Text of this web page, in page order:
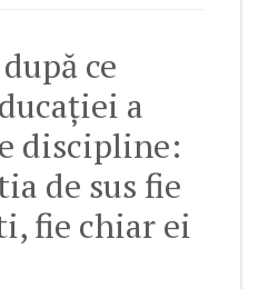
ce
a
discipline:
de sus fie
fie chiar ei